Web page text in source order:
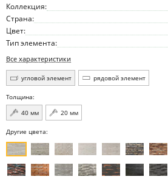
Коллекция:
Страна:
Цвет:
Тип элемента:
Все характеристики
угловой элемент рядовой элемент
Толщина:
40 мм
20 мм
Другие цвета: